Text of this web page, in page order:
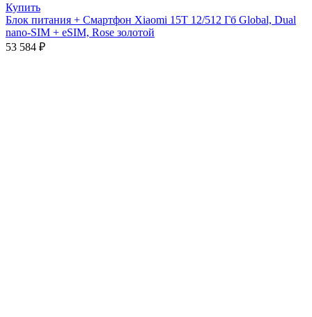
Купить
Блок питания + Смартфон Xiaomi 15T 12/512 Гб Global, Dual
nano-SIM + eSIM, Rose золотой
53 584 ₽